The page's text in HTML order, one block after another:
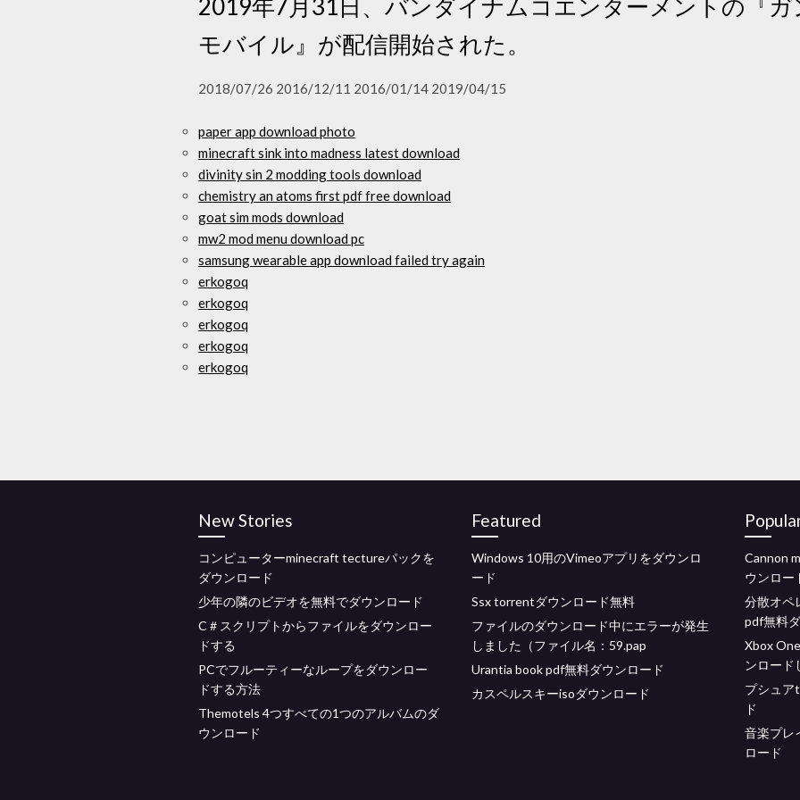
2019年7月31日、バンダイナムコエンターメントの『
モバイル』が配信開始された。
2018/07/26 2016/12/11 2016/01/14 2019/04/15
paper app download photo
minecraft sink into madness latest download
divinity sin 2 modding tools download
chemistry an atoms first pdf free download
goat sim mods download
mw2 mod menu download pc
samsung wearable app download failed try again
erkogoq
erkogoq
erkogoq
erkogoq
erkogoq
New Stories
コンピューターminecraft tectureパックを
ダウンロード
少年の隣のビデオを無料でダウンロード
C＃スクリプトからファイルをダウンロー
ドする
PCでフルーティーなループをダウンロー
ドする方法
Themotels 4つすべての1つのアルバムのダ
ウンロード
Featured
Windows 10用のVimeoアプリをダウンロ
ード
Ssx torrentダウンロード無料
ファイルのダウンロード中にエラーが発生
しました（ファイル名：59.pap
Urantia book pdf無料ダウンロード
カスペルスキーisoダウンロード
Cannon
ウンロー
分散オペ
pdf無料
Xbox
ンロード
プシュア
ド
音楽プレ
ロード